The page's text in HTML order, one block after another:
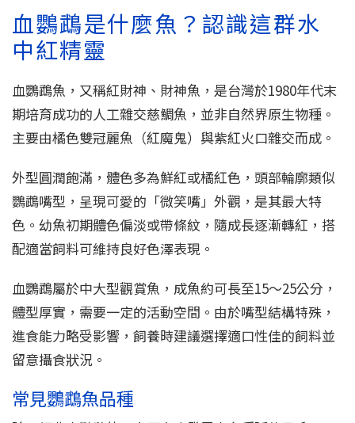
血鸚鵡是什麼魚？認識這群水
中紅精靈
血鸚鵡魚，又稱紅財神、財神魚，是台灣於1980年代末
期培育成功的人工雜交慈鯛魚，並非自然界原生物種。
主要由橘色雙冠麗魚（紅魔鬼）與紫紅火口雜交而成。
外型圓潤飽滿，體色多為鮮紅或橘紅色，頭部輪廓類似
鸚鵡嘴型，呈現可愛的「微笑嘴」外觀，是其最大特
色。幼魚初期體色偏淡或帶條紋，隨成長逐漸轉紅，搭
配適當飼料可維持良好色澤表現。
血鸚鵡屬於中大型觀賞魚，成魚約可長至15～25公分，
體型厚實，需要一定的活動空間。由於嘴型結構特殊，
進食能力略受影響，飼養時建議選擇適口性佳的飼料並
留意攝食狀況。
常見鸚鵡魚品種